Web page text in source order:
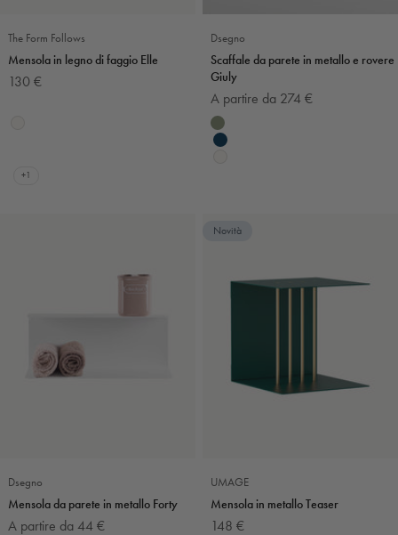
The Form Follows
Mensola in legno di faggio Elle
Prezzo scontato
130 €
+1
Dsegno
Scaffale da parete in metallo e rovere
Giuly
Prezzo scontato
A partire da 274 €
Colore
Verde salvia
Blu navy
Dsegno
Mensola da parete in metallo Forty
Prezzo scontato
A partire da 44 €
Novità
UMAGE
Mensola in metallo Teaser
Prezzo scontato
148 €